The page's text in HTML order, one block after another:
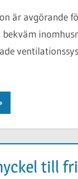
är avgörande
bekväm
till